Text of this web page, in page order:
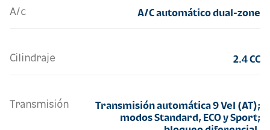
A/c A/C automático dual-zone
Cilindraje 2.4 CC
Transmisión
Transmisión automática 9 Vel (AT);
modos Standard, ECO y Sport;